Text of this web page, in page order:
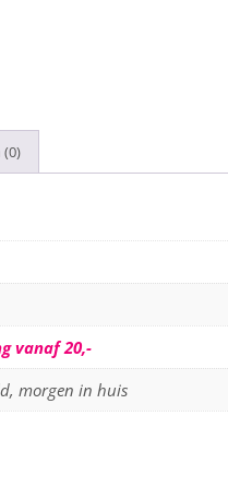
(0)
vanaf 20,-
morgen in huis